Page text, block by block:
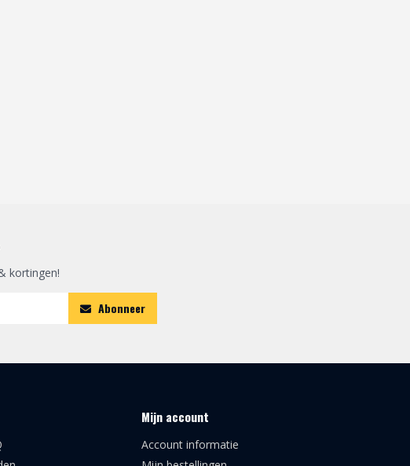
kortingen!
Abonneer
Mijn account
Account informatie